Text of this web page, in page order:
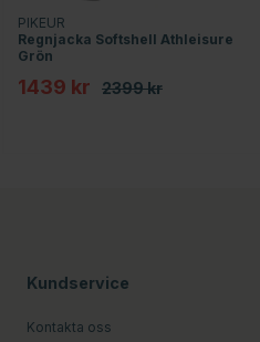
PIKEUR
Regnjacka Softshell Athleisure
Grön
1439 kr 2399 kr
Kundservice
Kontakta oss